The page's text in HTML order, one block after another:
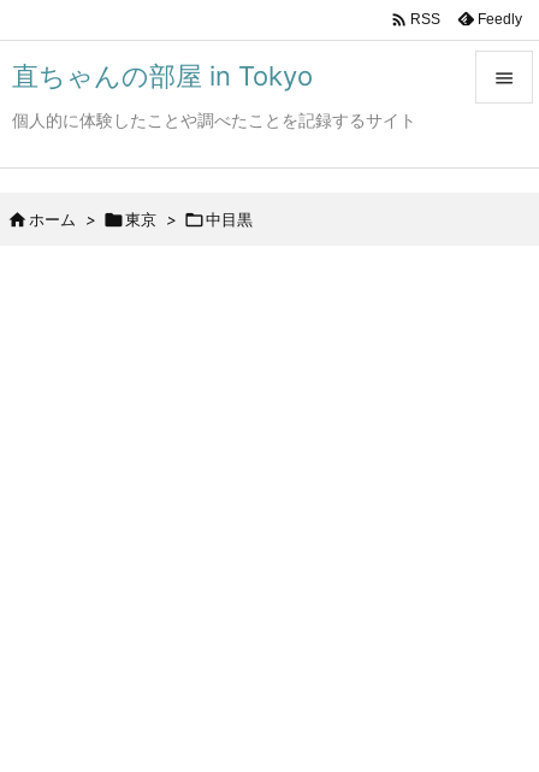
直ちゃんの部屋 in Tokyo
個人的に体験したことや調べたことを記録するサイト

 RSS Feedly
 ホーム > 東京 > 中目黒